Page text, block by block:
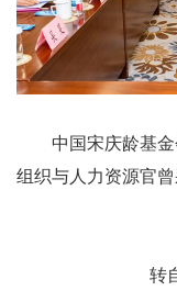
中国宋庆龄基
组织与人力资源官曾
转